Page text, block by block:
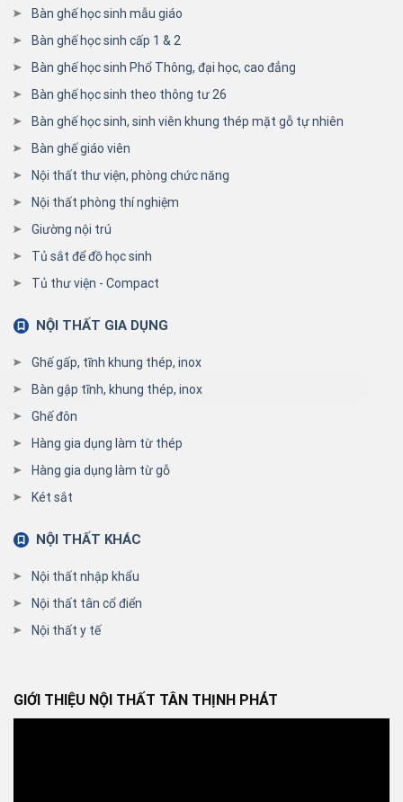
Bàn ghế học sinh mẫu giáo
Bàn ghế học sinh cấp 1 & 2
Bàn ghế học sinh Phổ Thông, đại học, cao đẳng
Bàn ghế học sinh theo thông tư 26
Bàn ghế học sinh, sinh viên khung thép mặt gỗ tự nhiên
Bàn ghế giáo viên
Nội thất thư viện, phòng chức năng
Nội thất phòng thí nghiệm
Giường nội trú
Tủ sắt để đồ học sinh
Tủ thư viện - Compact
NỘI THẤT GIA DỤNG
Ghế gấp, tĩnh khung thép, inox
Bàn gập tĩnh, khung thép, inox
Ghế đôn
Hàng gia dụng làm từ thép
Hàng gia dụng làm từ gỗ
Két sắt
NỘI THẤT KHÁC
Nội thất nhập khẩu
Nội thất tân cổ điển
Nội thất y tế
GIỚI THIỆU NỘI THẤT TÂN THỊNH PHÁT